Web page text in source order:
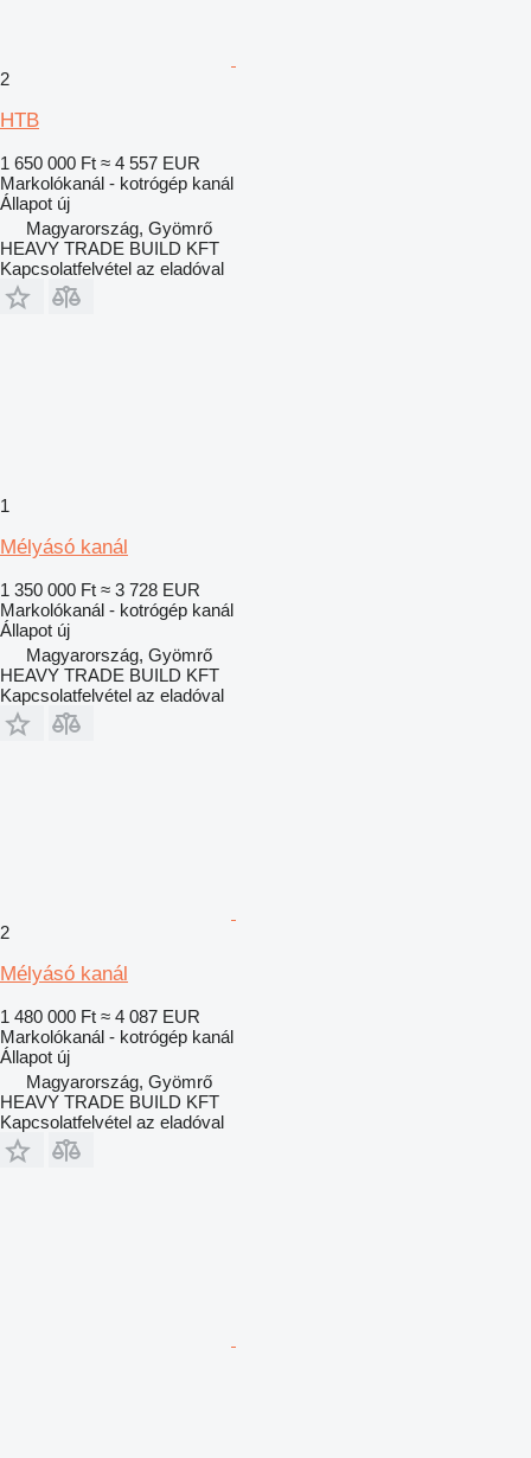
2
HTB
1 650 000 Ft ≈ 4 557 EUR
Markolókanál - kotrógép kanál
Állapot új
Magyarország, Gyömrő
HEAVY TRADE BUILD KFT
Kapcsolatfelvétel az eladóval
1
Mélyásó kanál
1 350 000 Ft ≈ 3 728 EUR
Markolókanál - kotrógép kanál
Állapot új
Magyarország, Gyömrő
HEAVY TRADE BUILD KFT
Kapcsolatfelvétel az eladóval
2
Mélyásó kanál
1 480 000 Ft ≈ 4 087 EUR
Markolókanál - kotrógép kanál
Állapot új
Magyarország, Gyömrő
HEAVY TRADE BUILD KFT
Kapcsolatfelvétel az eladóval